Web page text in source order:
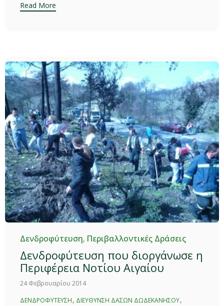
Read More
Category
Δενδροφύτευση, Περιβαλλοντικές Δράσεις
Δενδροφύτευση που διοργάνωσε η
Περιφέρεια Νοτίου Αιγαίου
24 Φεβρουαρίου 2014
Tags
ΔΕΝΔΡΟΦΎΤΕΥΣΗ, ΔΙΕΎΘΥΝΣΗ ΔΑΣΏΝ ΔΩΔΕΚΑΝΉΣΟΥ,